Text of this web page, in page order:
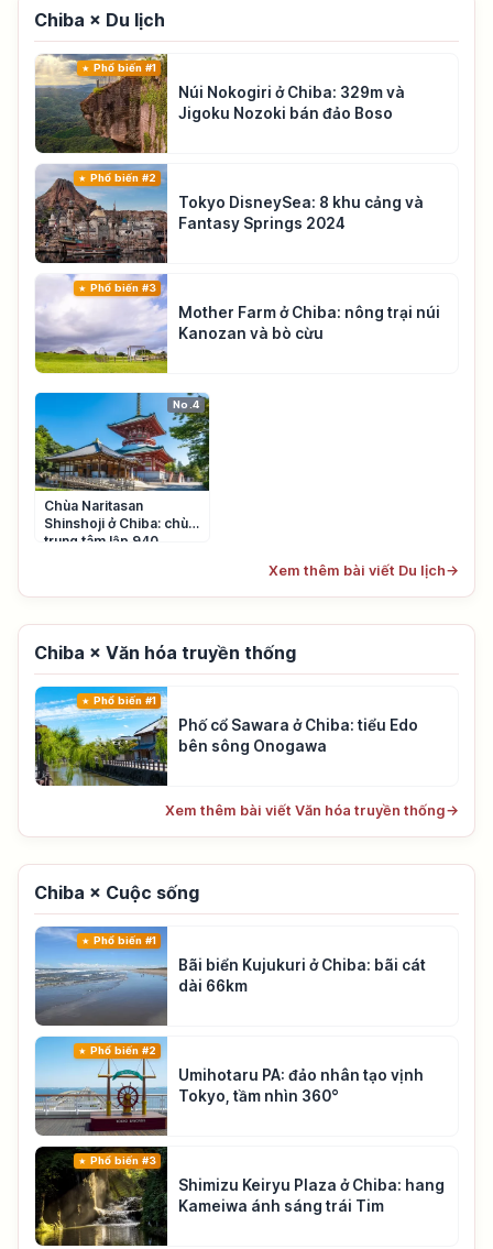
Chiba × Du lịch
Phổ biến #1
Núi Nokogiri ở Chiba: 329m và
Jigoku Nozoki bán đảo Boso
Phổ biến #2
Tokyo DisneySea: 8 khu cảng và
Fantasy Springs 2024
Phổ biến #3
Mother Farm ở Chiba: nông trại núi
Kanozan và bò cừu
No.4
Chùa Naritasan
Shinshoji ở Chiba: chùa
trung tâm lập 940
Xem thêm bài viết Du lịch→
Chiba × Văn hóa truyền thống
Phổ biến #1
Phố cổ Sawara ở Chiba: tiểu Edo
bên sông Onogawa
Xem thêm bài viết Văn hóa truyền thống→
Chiba × Cuộc sống
Phổ biến #1
Bãi biển Kujukuri ở Chiba: bãi cát
dài 66km
Phổ biến #2
Umihotaru PA: đảo nhân tạo vịnh
Tokyo, tầm nhìn 360°
Phổ biến #3
Shimizu Keiryu Plaza ở Chiba: hang
Kameiwa ánh sáng trái Tim